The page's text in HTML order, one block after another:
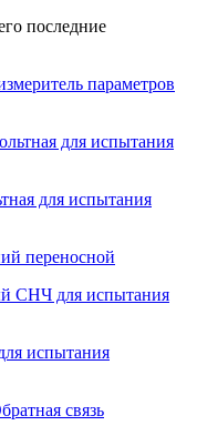
последние
параметров
для испытания
для испытания
переносной
СНЧ для испытания
испытания
связь